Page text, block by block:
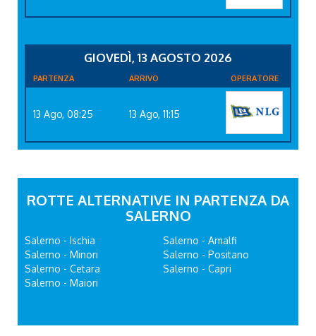
GIOVEDÌ, 13 AGOSTO 2026
PARTENZA ARRIVO OPERATORE
13 Ago, 08:25 13 Ago, 11:15
ROTTE ALTERNATIVE IN PARTENZA DA
SALERNO
Salerno - Ischia
Salerno - Minori
Salerno - Cetara
Salerno - Maiori
Salerno - Amalfi
Salerno - Positano
Salerno - Capri